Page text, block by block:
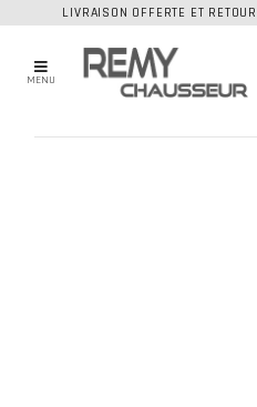
LIVRAISON OFFERTE ET
MENU